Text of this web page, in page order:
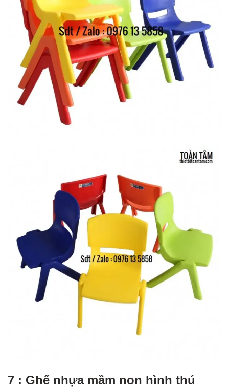
7 : Ghế nhựa mầm non hình thú